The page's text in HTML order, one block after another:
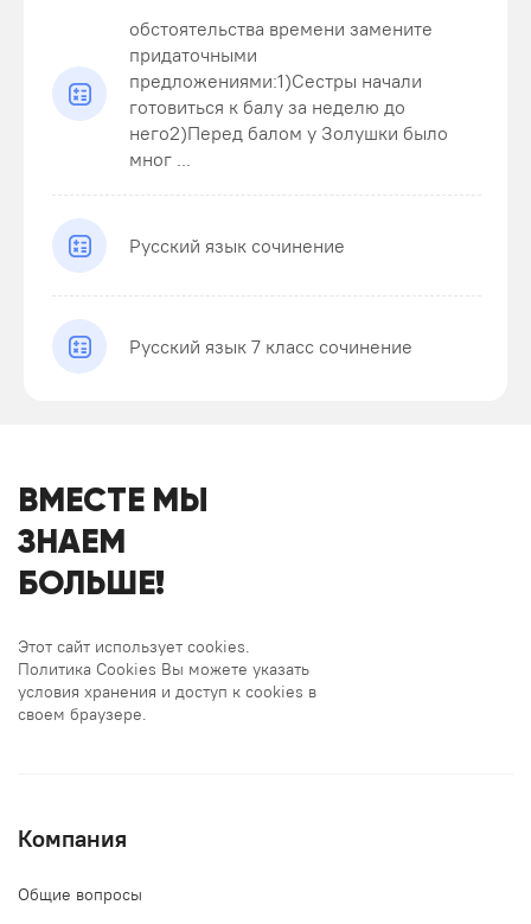
обстоятельства времени замените
придаточными
предложениями:1)Сестры начали
готовиться к балу за неделю до
него2)Перед балом у Золушки было
мног ...
Русский язык сочинение
Русский язык 7 класс сочинение
ВМЕСТЕ МЫ
ЗНАЕМ
БОЛЬШЕ!
Этот сайт использует cookies.
Политика Cookies Вы можете указать
условия хранения и доступ к cookies в
своем браузере.
Компания
Общие вопросы